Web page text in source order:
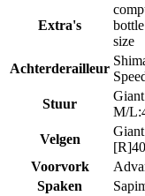
Extra's
size
Achterderailleur
Stuur
M/
Velgen
Voorvork
Spaken